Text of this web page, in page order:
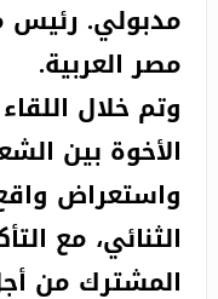
مدبولي. رئيس
مصر العربية.
وتم خلال
الأخوة بين
واستعراض
الثنائي، مع
المشترك من